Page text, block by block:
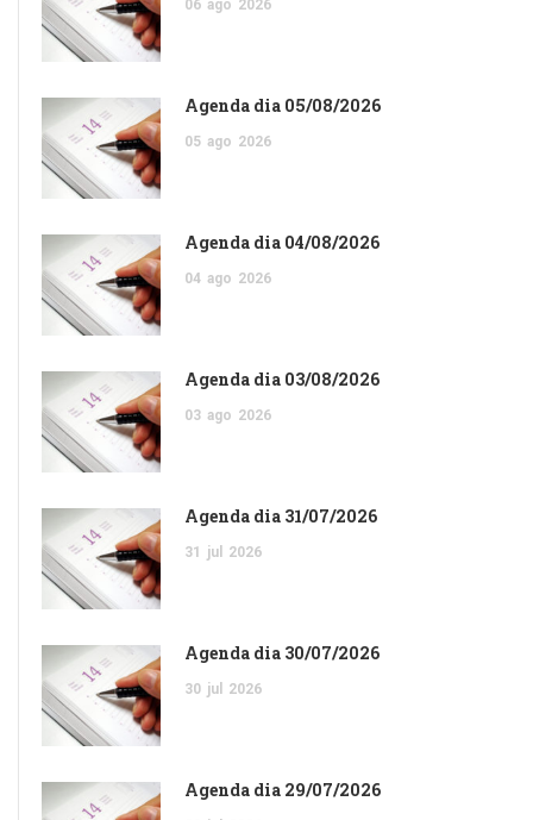
06 ago 2026
Agenda dia 05/08/2026
05 ago 2026
Agenda dia 04/08/2026
04 ago 2026
Agenda dia 03/08/2026
03 ago 2026
Agenda dia 31/07/2026
31 jul 2026
Agenda dia 30/07/2026
30 jul 2026
Agenda dia 29/07/2026